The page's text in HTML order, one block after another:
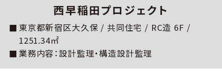
⻄早稲⽥プロジェクト
東京都新宿区⼤久保 / 共同住宅 / RC造 6F /
1251.34㎡
業務内容：設計監理・構造設計監理